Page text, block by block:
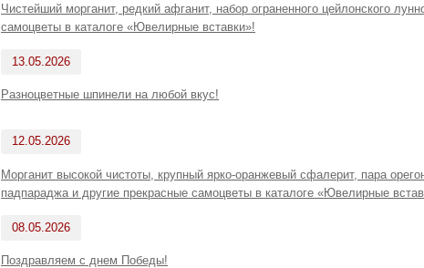
Чистейший морганит, редкий афганит, набор ограненного цейлонского
самоцветы в каталоге «Ювелирные вставки»!
13.05.2026
Разноцветные шпинели на любой вкус!
12.05.2026
Морганит высокой чистоты, крупный ярко-оранжевый сфалерит, пара
падпараджа и другие прекрасные самоцветы в каталоге «Ювелирные
08.05.2026
Поздравляем с днем Победы!